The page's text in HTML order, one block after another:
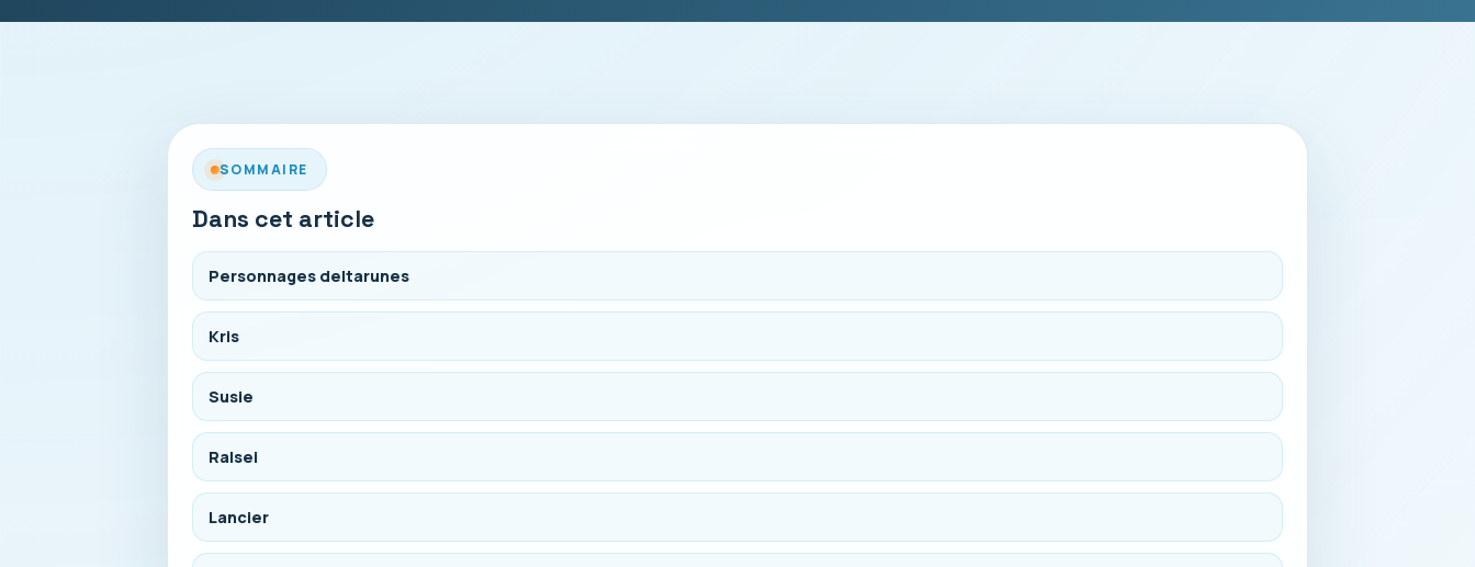
SOMMAIRE
Dans cet article
Personnages deltarunes
Kris
Susie
Ralsei
Lancier